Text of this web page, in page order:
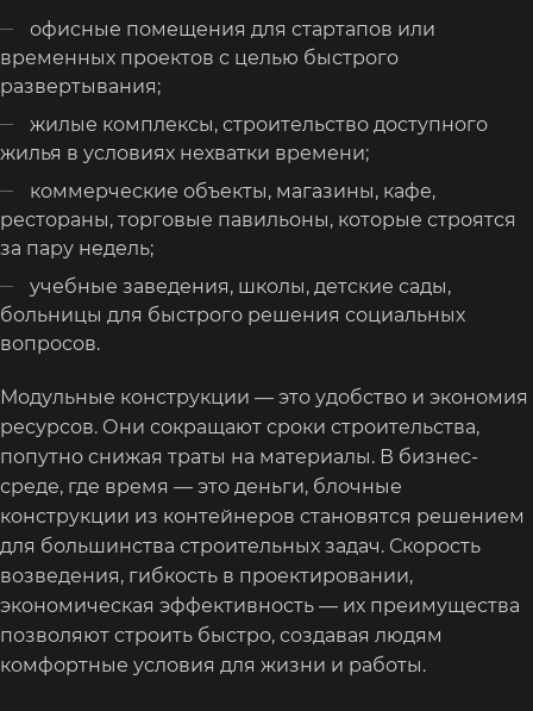
офисные помещения для стартапов или
временных проектов с целью быстрого
развертывания;
жилые комплексы, строительство доступного
жилья в условиях нехватки времени;
коммерческие объекты, магазины, кафе,
рестораны, торговые павильоны, которые строятся
за пару недель;
учебные заведения, школы, детские сады,
больницы для быстрого решения социальных
вопросов.
Модульные конструкции — это удобство и экономия
ресурсов. Они сокращают сроки строительства,
попутно снижая траты на материалы. В бизнес-
среде, где время — это деньги, блочные
конструкции из контейнеров становятся решением
для большинства строительных задач. Скорость
возведения, гибкость в проектировании,
экономическая эффективность — их преимущества
позволяют строить быстро, создавая людям
комфортные условия для жизни и работы.